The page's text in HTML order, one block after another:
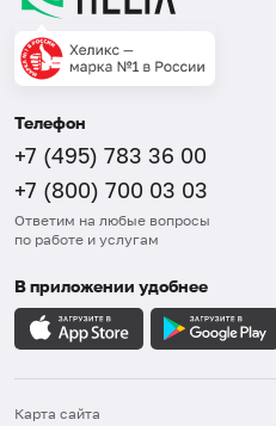
Телефон
+7 (495) 783 36 00
+7 (800) 700 03 03
Ответим на любые вопросы
по работе и услугам
В приложении удобнее
Карта сайта